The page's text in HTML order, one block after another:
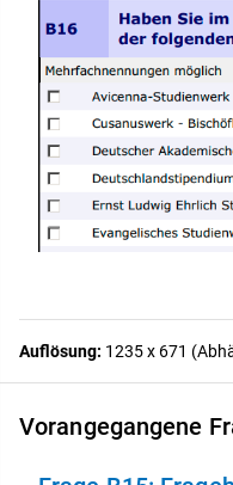
Auflösung: 1235 x 671
Vorangegangene